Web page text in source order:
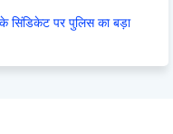
के सिंडिकेट पर पुलिस का बड़ा